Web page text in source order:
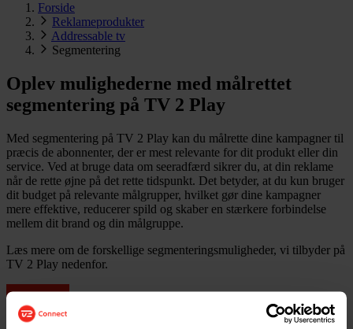
Forside
Reklameprodukter
Addressable tv
Segmentering
Oplev mulighederne med målrettet
segmentering på TV 2 Play
Med segmentering på TV 2 Play kan du målrette dine kampagner til
præcis de abonnenter, der er mest relevante for dit produkt eller din
service. Ved at bruge data om seeradfærd sikrer du, at din reklame
når de rette øjne på det rette tidspunkt. Det betyder, at du kun bruger
dit budget på relevante målgrupper, hvilket gør dine kampagner
mere effektive, reducerer spild og skaber en stærkere forbindelse
mellem dit brand og din målgruppe.
Læs mere om de forskellige segmenteringsmuligheder, vi tilbyder på
TV 2 Play nedenfor.